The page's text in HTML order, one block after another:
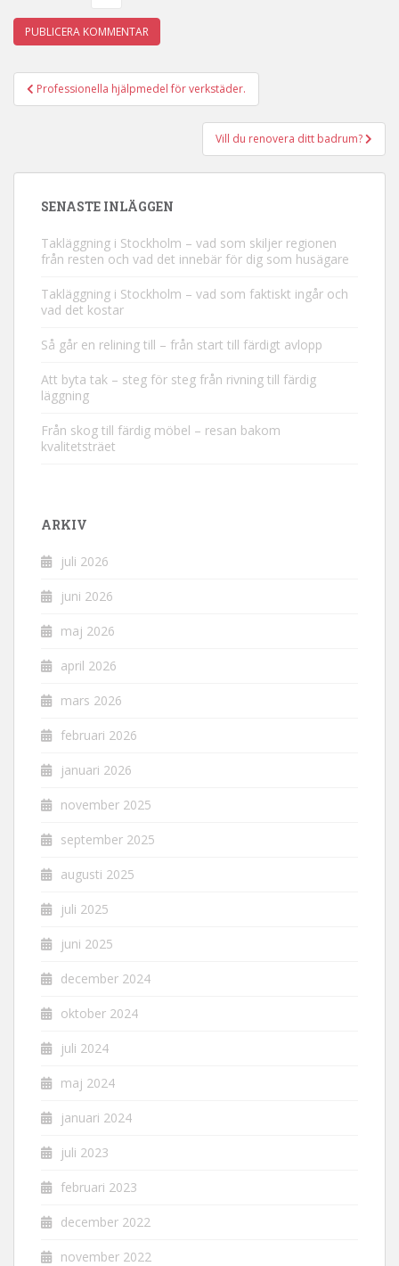
Inläggsnavigering
Professionella hjälpmedel för verkstäder.
Vill du renovera ditt badrum?
SENASTE INLÄGGEN
Takläggning i Stockholm – vad som skiljer regionen
från resten och vad det innebär för dig som husägare
Takläggning i Stockholm – vad som faktiskt ingår och
vad det kostar
Så går en relining till – från start till färdigt avlopp
Att byta tak – steg för steg från rivning till färdig
läggning
Från skog till färdig möbel – resan bakom
kvalitetsträet
ARKIV
juli 2026
juni 2026
maj 2026
april 2026
mars 2026
februari 2026
januari 2026
november 2025
september 2025
augusti 2025
juli 2025
juni 2025
december 2024
oktober 2024
juli 2024
maj 2024
januari 2024
juli 2023
februari 2023
december 2022
november 2022